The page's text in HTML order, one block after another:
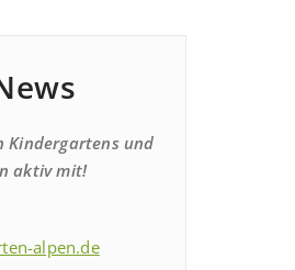
Kindergartens und
aktiv mit!
alpen.de